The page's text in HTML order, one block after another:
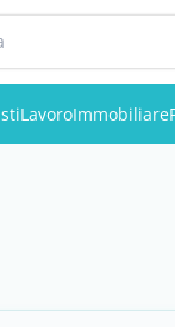
LavoroImmobiliare